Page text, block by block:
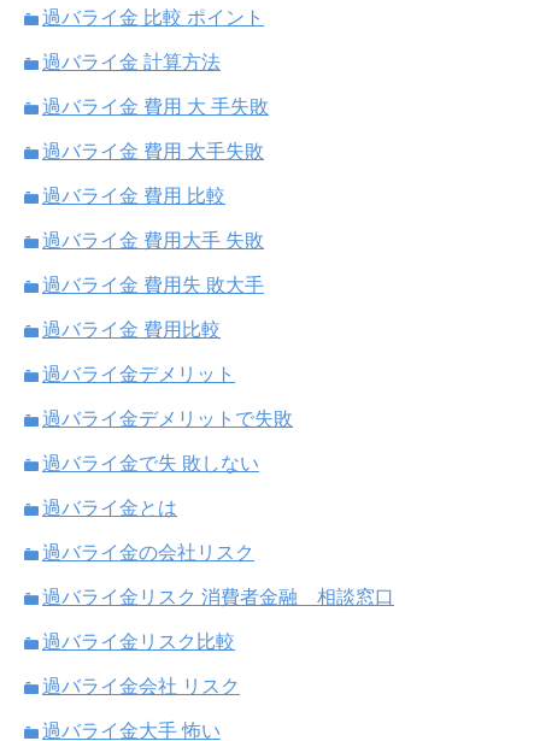
過バライ金 比較 ポイント
過バライ金 計算方法
過バライ金 費用 大 手失敗
過バライ金 費用 大手失敗
過バライ金 費用 比較
過バライ金 費用大手 失敗
過バライ金 費用失 敗大手
過バライ金 費用比較
過バライ金デメリット
過バライ金デメリットで失敗
過バライ金で失 敗しない
過バライ金とは
過バライ金の会社リスク
過バライ金リスク 消費者金融 相談窓口
過バライ金リスク比較
過バライ金会社 リスク
過バライ金大手 怖い